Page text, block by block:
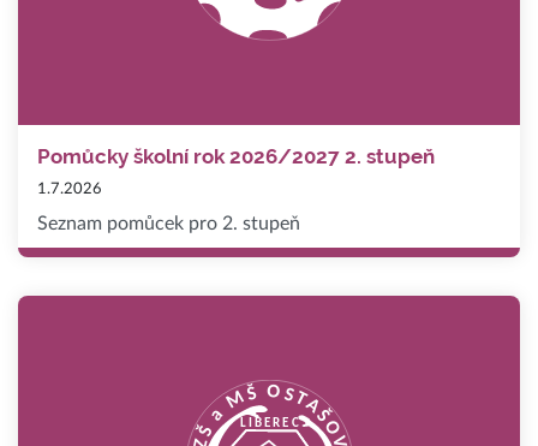
Pomůcky školní rok 2026/2027 2. stupeň
1.7.2026
Seznam pomůcek pro 2. stupeň